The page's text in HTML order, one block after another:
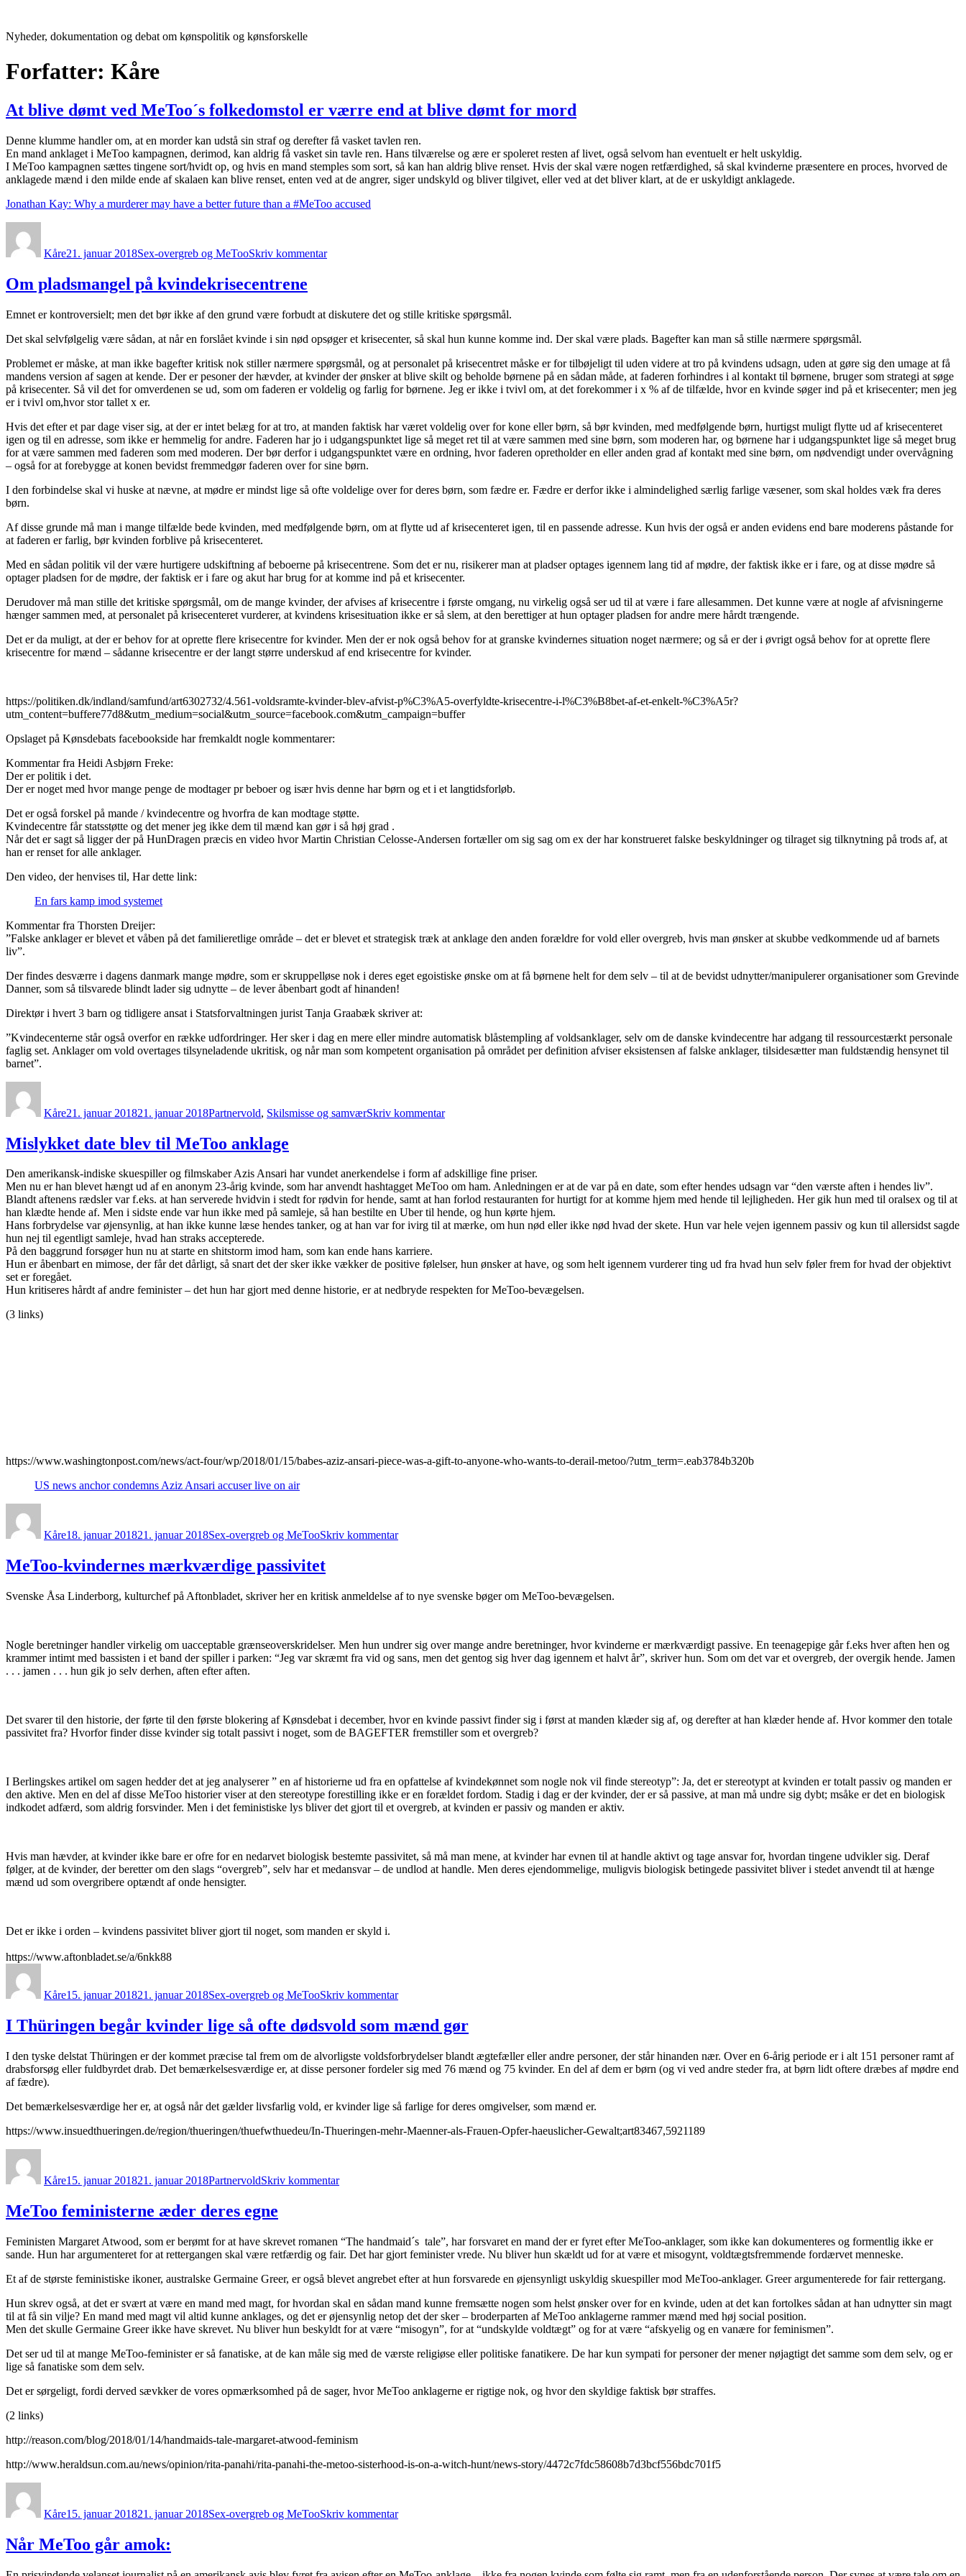
indhold
Nyheder, dokumentation og debat om kønspolitik og kønsforskelle
Forfatter: Kåre
At blive dømt ved MeToo´s folkedomstol er værre end at blive dømt for mord
Denne klumme handler om, at en morder kan udstå sin straf og derefter få vasket tavlen ren.
En mand anklaget i MeToo kampagnen, derimod, kan aldrig få vasket sin tavle ren. Hans tilværelse og ære er spoleret resten af livet, også selvom han eventuelt er helt uskyldig.
I MeToo kampagnen sættes tingene sort/hvidt op, og hvis en mand stemples som sort, så kan han aldrig blive renset. Hvis der skal være nogen retfærdighed, så skal kvinderne præsentere en proces, hvorved de
anklagede mænd i den milde ende af skalaen kan blive renset, enten ved at de angrer, siger undskyld og bliver tilgivet, eller ved at det bliver klart, at de er uskyldigt anklagede.
Jonathan Kay: Why a murderer may have a better future than a #MeToo accused
Kåre21. januar 2018Sex-overgreb og MeTooSkriv kommentarblive
folkedomstol
værre
at
blive
dømt
mord
Om pladsmangel på kvindekrisecentrene
Emnet er kontroversielt; men det bør ikke af den grund være forbudt at diskutere det og stille kritiske spørgsmål.
Det skal selvfølgelig være sådan, at når en forslået kvinde i sin nød opsøger et krisecenter, så skal hun kunne komme ind. Der skal være plads. Bagefter kan man så stille nærmere spørgsmål.
Problemet er måske, at man ikke bagefter kritisk nok stiller nærmere spørgsmål, og at personalet på krisecentret måske er for tilbøjeligt til uden videre at tro på kvindens udsagn, uden at gøre sig den umage at få
mandens version af sagen at kende. Der er pesoner der hævder, at kvinder der ønsker at blive skilt og beholde børnene på en sådan måde, at faderen forhindres i al kontakt til børnene, bruger som strategi at søge
på krisecenter. Så vil det for omverdenen se ud, som om faderen er voldelig og farlig for børnene. Jeg er ikke i tvivl om, at det forekommer i x % af de tilfælde, hvor en kvinde søger ind på et krisecenter; men jeg
er i tvivl om,hvor stor tallet x er.
Hvis det efter et par dage viser sig, at der er intet belæg for at tro, at manden faktisk har været voldelig over for kone eller børn, så bør kvinden, med medfølgende børn, hurtigst muligt flytte ud af krisecenteret
igen og til en adresse, som ikke er hemmelig for andre. Faderen har jo i udgangspunktet lige så meget ret til at være sammen med sine børn, som moderen har, og børnene har i udgangspunktet lige så meget brug
for at være sammen med faderen som med moderen. Der bør derfor i udgangspunktet være en ordning, hvor faderen opretholder en eller anden grad af kontakt med sine børn, om nødvendigt under overvågning
– også for at forebygge at konen bevidst fremmedgør faderen over for sine børn.
I den forbindelse skal vi huske at nævne, at mødre er mindst lige så ofte voldelige over for deres børn, som fædre er. Fædre er derfor ikke i almindelighed særlig farlige væsener, som skal holdes væk fra deres
børn.
Af disse grunde må man i mange tilfælde bede kvinden, med medfølgende børn, om at flytte ud af krisecenteret igen, til en passende adresse. Kun hvis der også er anden evidens end bare moderens påstande for
at faderen er farlig, bør kvinden forblive på krisecenteret.
Med en sådan politik vil der være hurtigere udskiftning af beboerne på krisecentrene. Som det er nu, risikerer man at pladser optages igennem lang tid af mødre, der faktisk ikke er i fare, og at disse mødre så
optager pladsen for de mødre, der faktisk er i fare og akut har brug for at komme ind på et krisecenter.
Derudover må man stille det kritiske spørgsmål, om de mange kvinder, der afvises af krisecentre i første omgang, nu virkelig også ser ud til at være i fare allesammen. Det kunne være at nogle af afvisningerne
hænger sammen med, at personalet på krisecenteret vurderer, at kvindens krisesituation ikke er så slem, at den berettiger at hun optager pladsen for andre mere hårdt trængende.
Det er da muligt, at der er behov for at oprette flere krisecentre for kvinder. Men der er nok også behov for at granske kvindernes situation noget nærmere; og så er der i øvrigt også behov for at oprette flere
krisecentre for mænd – sådanne krisecentre er der langt større underskud af end krisecentre for kvinder.
https://politiken.dk/indland/samfund/art6302732/4.561-voldsramte-kvinder-blev-afvist-p%C3%A5-overfyldte-krisecentre-i-l%C3%B8bet-af-et-enkelt-%C3%A5r?
utm_content=buffere77d8&utm_medium=social&utm_source=facebook.com&utm_campaign=buffer
Opslaget på Kønsdebats facebookside har fremkaldt nogle kommentarer:
Kommentar fra Heidi Asbjørn Freke:
Der er politik i det.
Der er noget med hvor mange penge de modtager pr beboer og især hvis denne har børn og et i et langtidsforløb.
Det er også forskel på mande / kvindecentre og hvorfra de kan modtage støtte.
Kvindecentre får statsstøtte og det mener jeg ikke dem til mænd kan gør i så høj grad .
Når det er sagt så ligger der på HunDragen præcis en video hvor Martin Christian Celosse-Andersen fortæller om sig sag om ex der har konstrueret falske beskyldninger og tilraget sig tilknytning på trods af, at
han er renset for alle anklager.
Den video, der henvises til, Har dette link:
En fars kamp imod systemet
Kommentar fra Thorsten Dreijer:
”Falske anklager er blevet et våben på det familieretlige område – det er blevet et strategisk træk at anklage den anden forældre for vold eller overgreb, hvis man ønsker at skubbe vedkommende ud af barnets
liv”.
Der findes desværre i dagens danmark mange mødre, som er skruppelløse nok i deres eget egoistiske ønske om at få børnene helt for dem selv – til at de bevidst udnytter/manipulerer organisationer som Grevinde
Danner, som så tilsvarede blindt lader sig udnytte – de lever åbenbart godt af hinanden!
Direktør i hvert 3 barn og tidligere ansat i Statsforvaltningen jurist Tanja Graabæk skriver at:
”Kvindecenterne står også overfor en række udfordringer. Her sker i dag en mere eller mindre automatisk blåstempling af voldsanklager, selv om de danske kvindecentre har adgang til ressourcestærkt personale
faglig set. Anklager om vold overtages tilsyneladende ukritisk, og når man som kompetent organisation på området per definition afviser eksistensen af falske anklager, tilsidesætter man fuldstændig hensynet til
barnet”.
Kåre21. januar 201821. januar 2018Partnervold, Skilsmisse og samværSkriv kommentarpladsmangel
Mislykket date blev til MeToo anklage
Den amerikansk-indiske skuespiller og filmskaber Azis Ansari har vundet anerkendelse i form af adskillige fine priser.
Men nu er han blevet hængt ud af en anonym 23-årig kvinde, som har anvendt hashtagget MeToo om ham. Anledningen er at de var på en date, som efter hendes udsagn var “den værste aften i hendes liv”.
Blandt aftenens rædsler var f.eks. at han serverede hvidvin i stedt for rødvin for hende, samt at han forlod restauranten for hurtigt for at komme hjem med hende til lejligheden. Her gik hun med til oralsex og til at
han klædte hende af. Men i sidste ende var hun ikke med på samleje, så han bestilte en Uber til hende, og hun kørte hjem.
Hans forbrydelse var øjensynlig, at han ikke kunne læse hendes tanker, og at han var for ivirg til at mærke, om hun nød eller ikke nød hvad der skete. Hun var hele vejen igennem passiv og kun til allersidst sagde
hun nej til egentligt samleje, hvad han straks accepterede.
På den baggrund forsøger hun nu at starte en shitstorm imod ham, som kan ende hans karriere.
Hun er åbenbart en mimose, der får det dårligt, så snart det der sker ikke vækker de positive følelser, hun ønsker at have, og som helt igennem vurderer ting ud fra hvad hun selv føler frem for hvad der objektivt
set er foregået.
Hun kritiseres hårdt af andre feminister – det hun har gjort med denne historie, er at nedbryde respekten for MeToo-bevægelsen.
(3 links)
https://www.washingtonpost.com/news/act-four/wp/2018/01/15/babes-aziz-ansari-piece-was-a-gift-to-anyone-who-wants-to-derail-metoo/?utm_term=.eab3784b320b
US news anchor condemns Aziz Ansari accuser live on air
Kåre18. januar 201821. januar 2018Sex-overgreb og MeTooSkriv kommentardate
MeToo-kvindernes mærkværdige passivitet
Svenske Åsa Linderborg, kulturchef på Aftonbladet, skriver her en kritisk anmeldelse af to nye svenske bøger om MeToo-bevægelsen.
Nogle beretninger handler virkelig om uacceptable grænseoverskridelser. Men hun undrer sig over mange andre beretninger, hvor kvinderne er mærkværdigt passive. En teenagepige går f.eks hver aften hen og
krammer intimt med bassisten i et band der spiller i parken: “Jeg var skræmt fra vid og sans, men det gentog sig hver dag igennem et halvt år”, skriver hun. Som om det var et overgreb, der overgik hende. Jamen
. . . jamen . . . hun gik jo selv derhen, aften efter aften.
Det svarer til den historie, der førte til den første blokering af Kønsdebat i december, hvor en kvinde passivt finder sig i først at manden klæder sig af, og derefter at han klæder hende af. Hvor kommer den totale
passivitet fra? Hvorfor finder disse kvinder sig totalt passivt i noget, som de BAGEFTER fremstiller som et overgreb?
I Berlingskes artikel om sagen hedder det at jeg analyserer ” en af historierne ud fra en opfattelse af kvindekønnet som nogle nok vil finde stereotyp”: Ja, det er stereotypt at kvinden er totalt passiv og manden er
den aktive. Men en del af disse MeToo historier viser at den stereotype forestilling ikke er en forældet fordom. Stadig i dag er der kvinder, der er så passive, at man må undre sig dybt; msåke er det en biologisk
indkodet adfærd, som aldrig forsvinder. Men i det feministiske lys bliver det gjort til et overgreb, at kvinden er passiv og manden er aktiv.
Hvis man hævder, at kvinder ikke bare er ofre for en nedarvet biologisk bestemte passivitet, så må man mene, at kvinder har evnen til at handle aktivt og tage ansvar for, hvordan tingene udvikler sig. Deraf
følger, at de kvinder, der beretter om den slags “overgreb”, selv har et medansvar – de undlod at handle. Men deres ejendommelige, muligvis biologisk betingede passivitet bliver i stedet anvendt til at hænge
mænd ud som overgribere optændt af onde hensigter.
Det er ikke i orden – kvindens passivitet bliver gjort til noget, som manden er skyld i.
https://www.aftonbladet.se/a/6nkk88
Kåre15. januar 201821. januar 2018Sex-overgreb og MeTooSkriv kommentarkvindernes
passivitet
I Thüringen begår kvinder lige så ofte dødsvold som mænd gør
I den tyske delstat Thüringen er der kommet præcise tal frem om de alvorligste voldsforbrydelser blandt ægtefæller eller andre personer, der står hinanden nær. Over en 6-årig periode er i alt 151 personer ramt af
drabsforsøg eller fuldbyrdet drab. Det bemærkelsesværdige er, at disse personer fordeler sig med 76 mænd og 75 kvinder. En del af dem er børn (og vi ved andre steder fra, at børn lidt oftere dræbes af mødre end
af fædre).
Det bemærkelsesværdige her er, at også når det gælder livsfarlig vold, er kvinder lige så farlige for deres omgivelser, som mænd er.
https://www.insuedthueringen.de/region/thueringen/thuefwthuedeu/In-Thueringen-mehr-Maenner-als-Frauen-Opfer-haeuslicher-Gewalt;art83467,5921189
Kåre15. januar 201821. januar 2018PartnervoldSkriv kommentarThüringen
ofte
dødsvold
mænd
gør
MeToo feministerne æder deres egne
Feministen Margaret Atwood, som er berømt for at have skrevet romanen “The handmaid´s tale”, har forsvaret en mand der er fyret efter MeToo-anklager, som ikke kan dokumenteres og formentlig ikke er
sande. Hun har argumenteret for at rettergangen skal være retfærdig og fair. Det har gjort feminister vrede. Nu bliver hun skældt ud for at være et misogynt, voldtægtsfremmende fordærvet menneske.
Et af de største feministiske ikoner, australske Germaine Greer, er også blevet angrebet efter at hun forsvarede en øjensynligt uskyldig skuespiller mod MeToo-anklager. Greer argumenterede for fair rettergang.
Hun skrev også, at det er svært at være en mand med magt, for hvordan skal en sådan mand kunne fremsætte nogen som helst ønsker over for en kvinde, uden at det kan fortolkes sådan at han udnytter sin magt
til at få sin vilje? En mand med magt vil altid kunne anklages, og det er øjensynlig netop det der sker – broderparten af MeToo anklagerne rammer mænd med høj social position.
Men det skulle Germaine Greer ikke have skrevet. Nu bliver hun beskyldt for at være “misogyn”, for at “undskylde voldtægt” og for at være “afskyelig og en vanære for feminismen”.
Det ser ud til at mange MeToo-feminister er så fanatiske, at de kan måle sig med de værste religiøse eller politiske fanatikere. De har kun sympati for personer der mener nøjagtigt det samme som dem selv, og er
lige så fanatiske som dem selv.
Det er sørgeligt, fordi derved sævkker de vores opmærksomhed på de sager, hvor MeToo anklagerne er rigtige nok, og hvor den skyldige faktisk bør straffes.
(2 links)
http://reason.com/blog/2018/01/14/handmaids-tale-margaret-atwood-feminism
http://www.heraldsun.com.au/news/opinion/rita-panahi/rita-panahi-the-metoo-sisterhood-is-on-a-witch-hunt/news-story/4472c7fdc58608b7d3bcf556bdc701f5
Kåre15. januar 201821. januar 2018Sex-overgreb og MeTooSkriv kommentarfeministerne
Når MeToo går amok: